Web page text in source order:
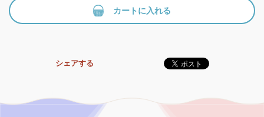
カートに入れる
シェアする